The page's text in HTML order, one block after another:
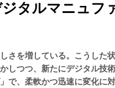
IIFES
TECHNO-FRONTIER
人テク展
フィールドサービス
組み込み画像技術
組み込みモデリング
モビリティ
タルマニュフ
さを増している。こうした
しつつ、新たにデジタル技
で、柔軟かつ迅速に変化に